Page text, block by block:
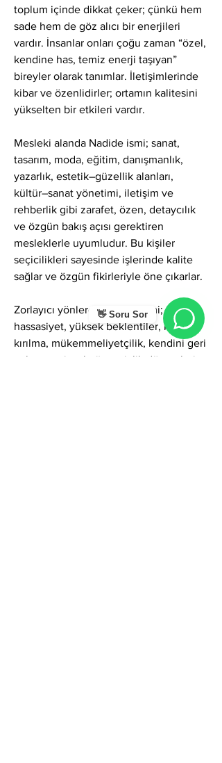
👋 Soru Sor
toplum içinde dikkat çeker; çünkü hem
sade hem de göz alıcı bir enerjileri
vardır. İnsanlar onları çoğu zaman “özel,
kendine has, temiz enerji taşıyan”
bireyler olarak tanımlar. İletişimlerinde
kibar ve özenlidirler; ortamın kalitesini
yükselten bir etkileri vardır.
Mesleki alanda Nadide ismi; sanat,
tasarım, moda, eğitim, danışmanlık,
yazarlık, estetik–güzellik alanları,
kültür–sanat yönetimi, iletişim ve
rehberlik gibi zarafet, özen, detaycılık
ve özgün bakış açısı gerektiren
mesleklerle uyumludur. Bu kişiler
seçicilikleri sayesinde işlerinde kalite
sağlar ve özgün fikirleriyle öne çıkarlar.
Zorlayıcı yönlerde Nadide ismi; aşırı
hassasiyet, yüksek beklentiler, kolay
kırılma, mükemmeliyetçilik, kendini geri
çekme ve içsel güvensizlik dönemleri